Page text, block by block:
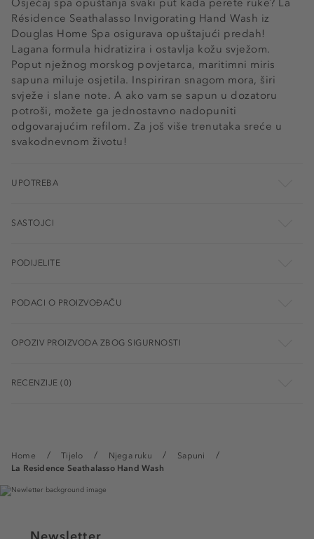
Home Tijelo Njega ruku
Sapuni
La Residence Seathalasso Hand Wash
Osjećaj spa opuštanja svaki put kada perete ruke? La
Résidence Seathalasso Invigorating Hand Wash iz
Douglas Home Spa osigurava opuštajući predah!
Lagana formula hidratizira i ostavlja kožu svježom.
Poput nježnog morskog povjetarca, maritimni miris
sapuna miluje osjetila. Inspiriran snagom mora, širi
svježe i slane note. A ako vam se sapun u dozatoru
potroši, možete ga jednostavno nadopuniti
odgovarajućim refilom. Za još više trenutaka sreće u
svakodnevnom životu!
UPOTREBA
SASTOJCI
PODIJELITE
PODACI O PROIZVOĐAČU
OPOZIV PROIZVODA ZBOG SIGURNOSTI
RECENZIJE (0)